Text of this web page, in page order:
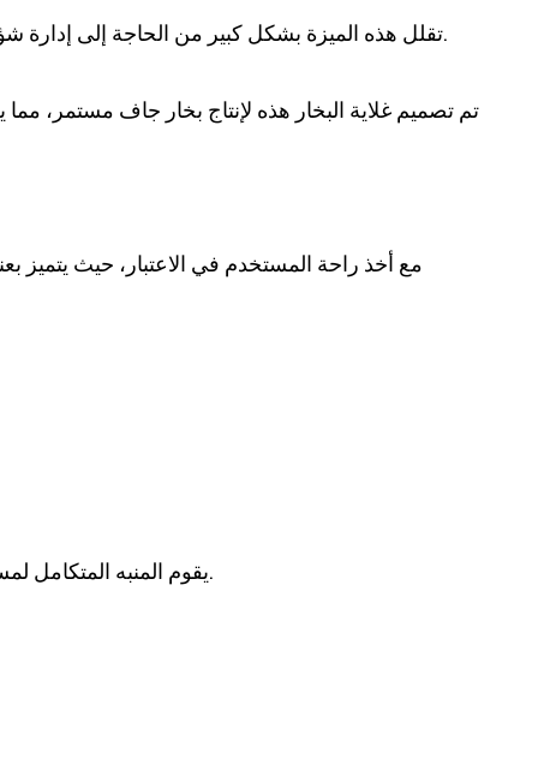
- تقلل هذه الميزة بشكل كبير من الحاجة إلى إدارة شؤون الموظفين، مما يتيح للمستخدمين التركيز على المهام المهمة الأخرى بينما تقوم الغلاية بإدارة إمدادات المياه الخاصة بها.
- يقوم المنبه المتكامل لمستوى السائل بتنبيه المستخدمين عندما يكون مستوى الماء منخفضًا جدًا، مما يمنع احتمال ارتفاع درجة الحرارة وتلف الغلاية.